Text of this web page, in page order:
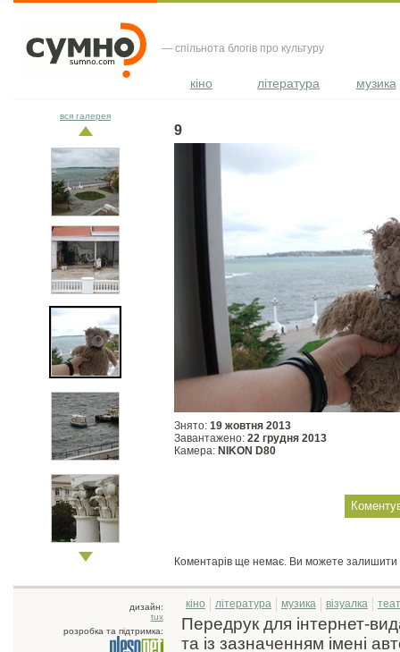
— спільнота блогів про культуру
кіно література музика
9
Знято: 19 жовтня 2013
Завантажено: 22 грудня 2013
Камера: NIKON D80
Коментарів ще немає. Ви можете
вся галерея
дизайн:
tux
розробка та підтримка:
кіно література музика візуалка
Передрук для інтернет-
та із зазначенням імені